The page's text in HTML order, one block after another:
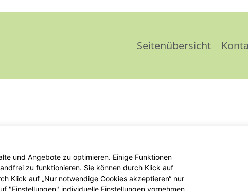
Seitenübersicht
und Angebote zu optimieren. Einige Funktionen
zu funktionieren. Sie können durch Klick auf
Klick auf „Nur notwendige Cookies akzeptieren“ nur
"Einstellungen" individuelle Einstellungen vornehmen.